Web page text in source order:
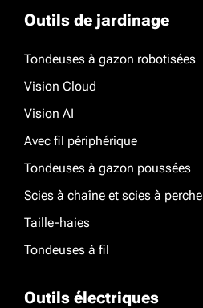
Outils de jardinage
Tondeuses à gazon robotisées
Vision Cloud
Vision AI
Avec fil périphérique
Tondeuses à gazon poussées
Scies à chaîne et scies à perche
Taille-haies
Tondeuses à fil
Outils électriques